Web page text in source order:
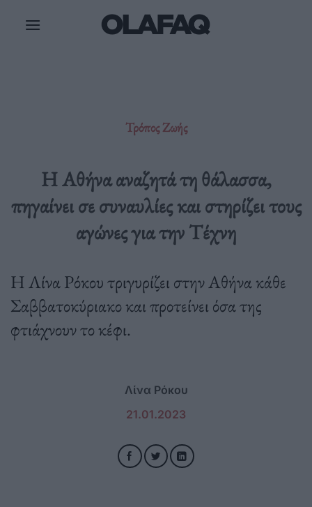
Τρόπος Ζωής
Η Αθήνα αναζητά τη θάλασσα,
πηγαίνει σε συναυλίες και στηρίζει τους
αγώνες για την Τέχνη
Η Λίνα Ρόκου τριγυρίζει στην Αθήνα κάθε
Σαββατοκύριακο και προτείνει όσα της
φτιάχνουν το κέφι.
Λίνα Ρόκου
21.01.2023